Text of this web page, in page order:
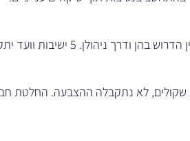
וועד יתקיימו לפחות 4 פעמים בשנה.
שקולים, לא נתקבלה ההצבעה. החלטת